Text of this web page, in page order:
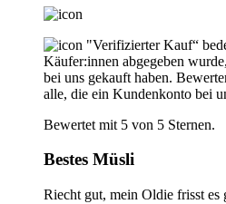
"Verifizierter Kauf“
Käufer:innen abgegeben
bei uns gekauft haben.
alle, die ein Kundenkonto bei
Bewertet mit 5 von 5 Sternen.
Bestes Müsli
Riecht gut, mein Oldie frisst es